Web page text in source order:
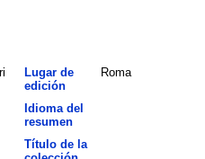
Lugar de
edición
Roma
Idioma del
resumen
Título de la